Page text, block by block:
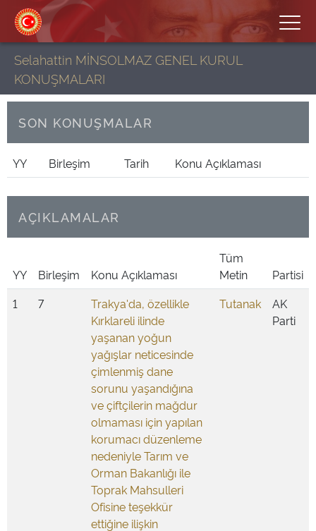
Selahattin MİNSOLMAZ GENEL KURUL
KONUŞMALARI
SON KONUŞMALAR
YY Birleşim Tarih Konu Açıklaması
AÇIKLAMALAR
YY Birleşim Konu Açıklaması
Tüm
Metin
Partisi
1
7
Trakya'da, özellikle
Kırklareli ilinde
yaşanan yoğun
yağışlar neticesinde
çimlenmiş dane
sorunu yaşandığına
ve çiftçilerin mağdur
olmaması için yapılan
korumacı düzenleme
nedeniyle Tarım ve
Orman Bakanlığı ile
Toprak Mahsulleri
Ofisine teşekkür
ettiğine ilişkin
Tutanak
AK
Parti